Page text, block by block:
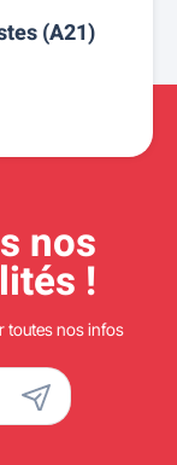
(A21)
nos
!
toutes nos infos